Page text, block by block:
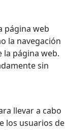
página web
la navegación
la página web.
sin
llevar a cabo
los usuarios de